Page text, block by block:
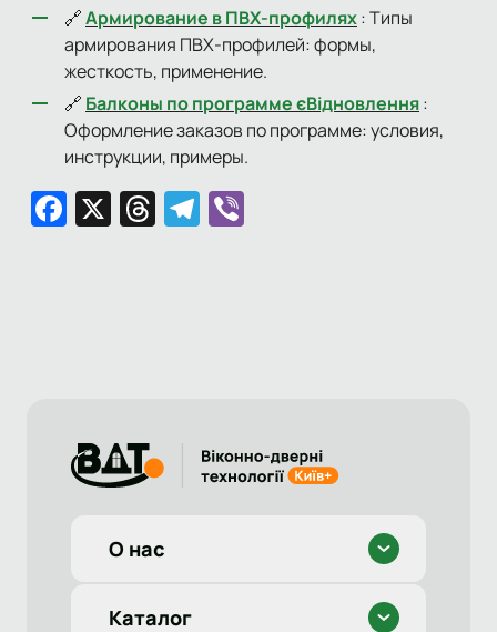
🔗Армирование в ПВХ-профилях: Типы
армирования ПВХ-профилей: формы,
жесткость, применение.
🔗 Балконы по программе єВідновлення:
Оформление заказов по программе: условия,
инструкции, примеры.
Facebook
X Threads
Telegram
О нас
Каталог